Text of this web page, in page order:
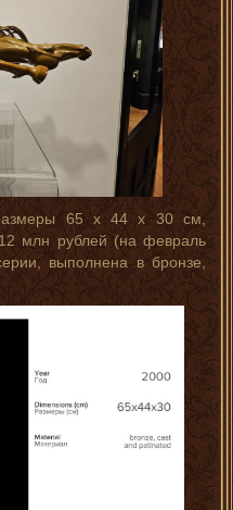
65 x 44 x 30 см,
млн рублей (на февраль
выполнена в бронзе,